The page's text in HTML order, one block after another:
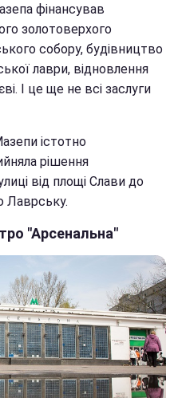
фінансував
золотоверхого
собору, будівництво
лаври, відновлення
І це ще не всі заслуги
істотно
рішення
від площі Слави до
Лаврську.
"Арсенальна"